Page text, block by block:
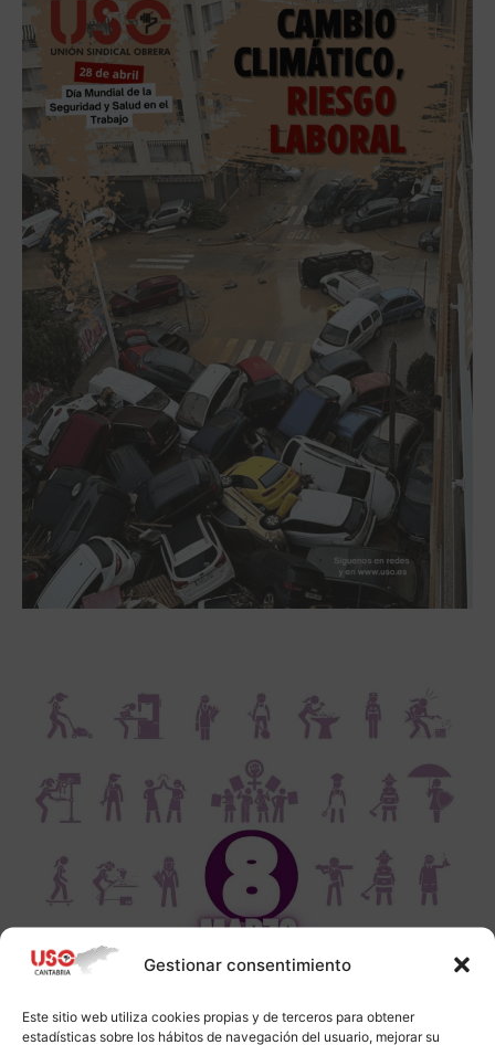
Gestionar consentimiento
Este sitio web utiliza cookies propias y de terceros para obtener
estadísticas sobre los hábitos de navegación del usuario, mejorar su